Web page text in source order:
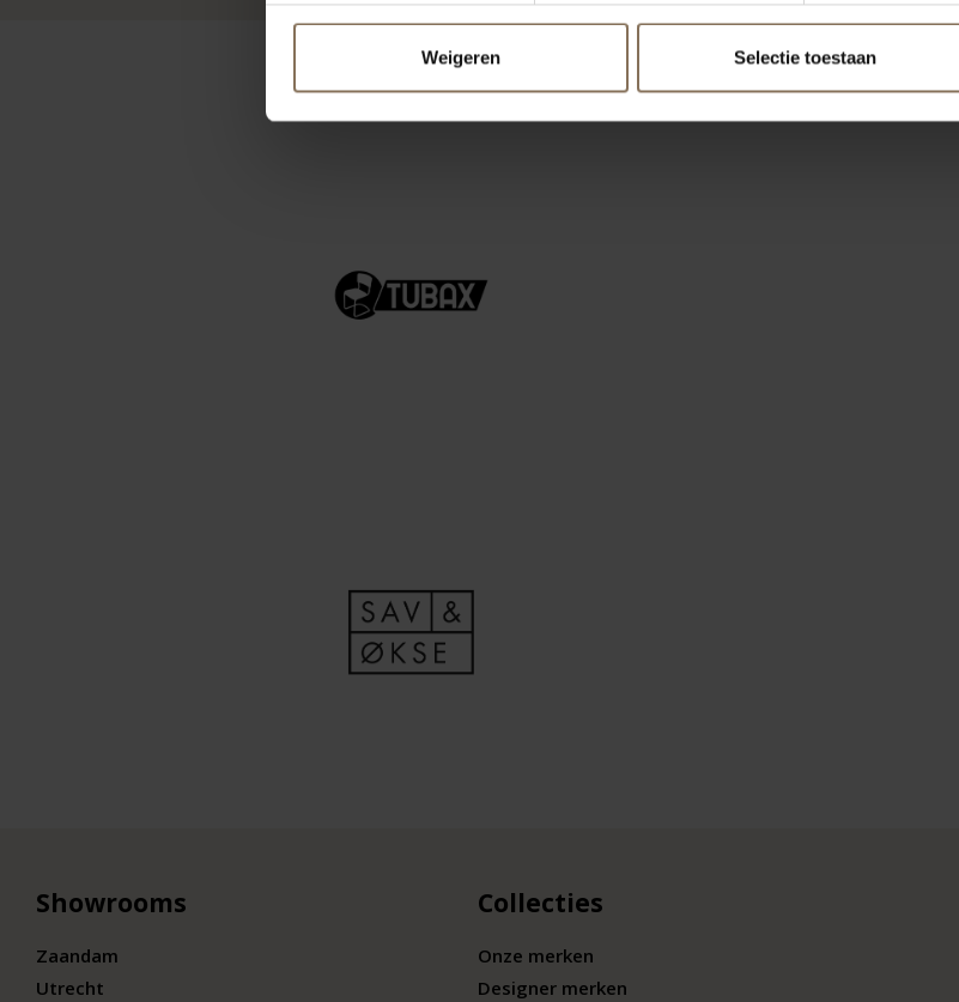
Weigeren Selectie toestaan
ONZE MERKEN
Showrooms
Zaandam
Utrecht
Collecties
Onze merken
Designer merken